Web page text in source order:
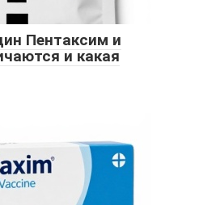
Пентаксим и
и какая